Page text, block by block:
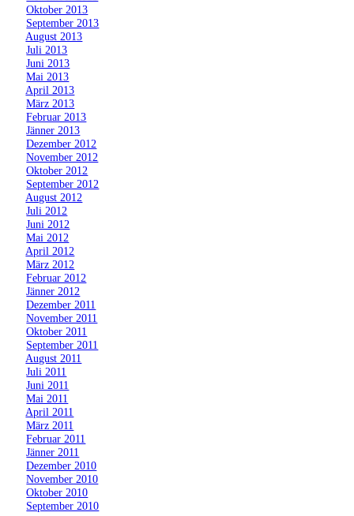
»Oktober 2013
September 2013
August 2013
»Juli 2013
»Juni 2013
»Mai 2013
April 2013
»März 2013
»Februar 2013
»Jänner 2013
»Dezember 2012
»November 2012
»Oktober 2012
September 2012
August 2012
»Juli 2012
»Juni 2012
»Mai 2012
April 2012
»März 2012
»Februar 2012
»Jänner 2012
»Dezember 2011
»November 2011
»Oktober 2011
September 2011
August 2011
»Juli 2011
»Juni 2011
»Mai 2011
April 2011
»März 2011
»Februar 2011
»Jänner 2011
»Dezember 2010
»November 2010
»Oktober 2010
September 2010